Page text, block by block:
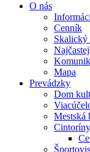
O nás
Cenník
Skalický
Mapa
Prevádzky
Dom
Mestská
Cintoríny